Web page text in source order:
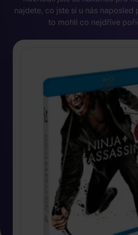
najdete, co jste si u nás naposled
to mohli co nejdříve